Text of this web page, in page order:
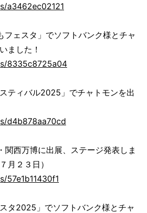
a3462ec02121
フェスタ」でソフトバンク様とチャ
ました！
8335c8725a04
ティバル2025」でチャトモンを出
d4b878aa70cd
関西万博に出展、ステージ発表しま
月２３日）
タ2025」でソフトバンク様とチャ